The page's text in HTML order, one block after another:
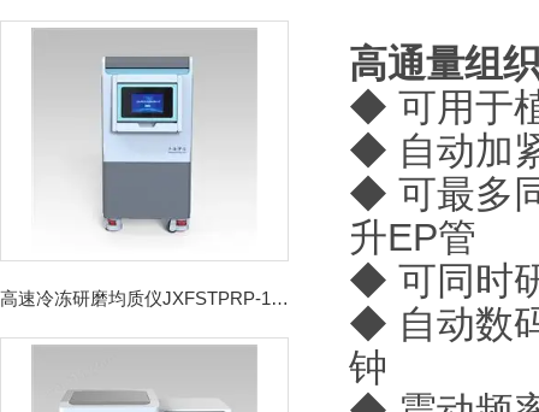
高速冷冻研磨均质仪JXFSTPRP-192CL
高通量组
◆ 可用于
◆ 自动加
◆ 可最多
升EP管
◆ 可同时
◆ 自动数
钟